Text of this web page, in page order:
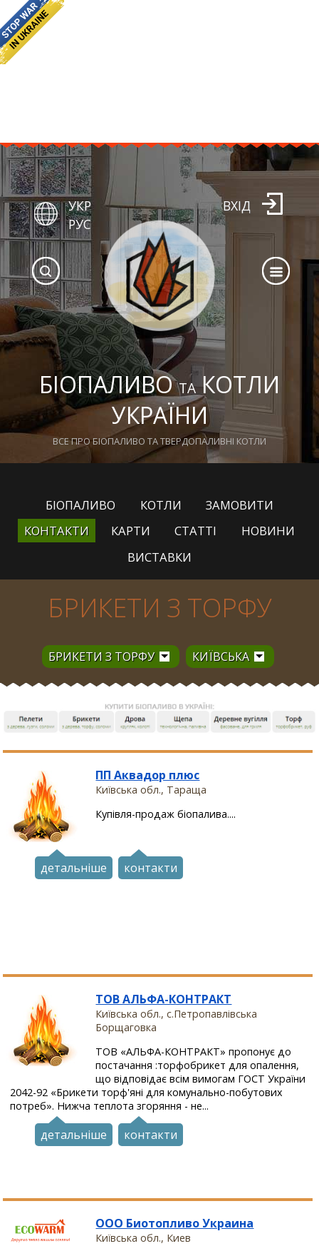
БІОПАЛИВОТАКОТЛИ
УКРАЇНИ
ВСЕ ПРО БІОПАЛИВО ТА ТВЕРДОПАЛИВНІ КОТЛИ
УКР
РУС
ВХІД
БІОПАЛИВО КОТЛИ
ЗАМОВИТИ
КОНТАКТИ
КАРТИ СТАТТІ
НОВИНИ
ВИСТАВКИ
БРИКЕТИ З ТОРФУ
БРИКЕТИ З ТОРФУ КИЇВСЬКА
ПП Аквадор плюс
Київська обл., Тараща
Купівля-продаж біопалива....
детальніше контакти
ТОВ АЛЬФА-КОНТРАКТ
Київська обл., с.Петропавлівська
Борщаговка
ТОВ «АЛЬФА-КОНТРАКТ» пропонує до
постачання :торфобрикет для опалення,
що відповідає всім вимогам ГОСТ України
2042-92 «Брикети торф'яні для комунально-побутових
потреб». Нижча теплота згоряння - не...
детальніше контакти
ООО Биотопливо Украина
Київська обл., Киев